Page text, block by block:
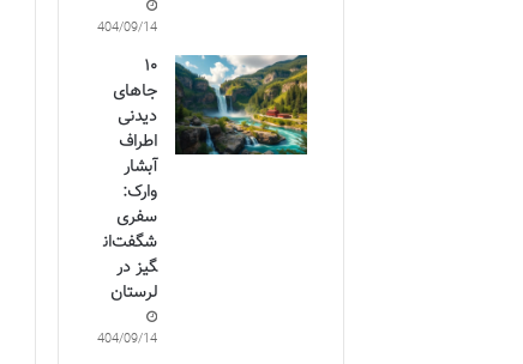
1404/09/14
۱۰
جاهای
دیدنی
اطراف
آبشار
وارک:
سفری
شگفت‌ان
گیز در
لرستان
1404/09/14